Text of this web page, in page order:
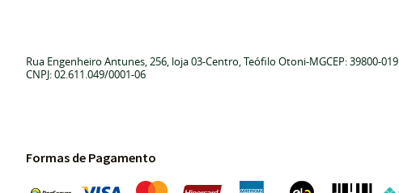
Rua Engenheiro Antunes, 256, loja 03-Centro, Teófilo Otoni-MGCEP: 39800-019
CNPJ: 02.611.049/0001-06
Formas de Pagamento